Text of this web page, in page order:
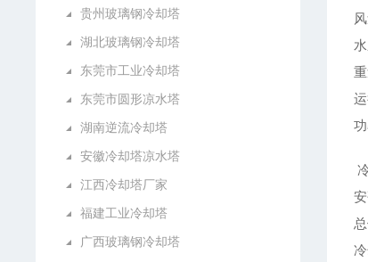
贵州玻璃钢冷却塔
湖北玻璃钢冷却塔
东莞市工业冷却塔
东莞市圆形凉水塔
湖南逆流冷却塔
安徽冷却塔凉水塔
江西冷却塔厂家
福建工业冷却塔
广西玻璃钢冷却塔